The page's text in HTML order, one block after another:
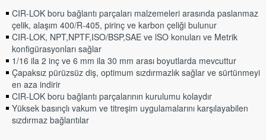
CIR-LOK boru bağlantı parçaları malzemeleri arasında paslanmaz
çelik, alaşım 400/R-405, pirinç ve karbon çeliği bulunur
CIR-LOK, NPT,NPTF,ISO/BSP,SAE ve lSO konuları ve Metrik
konfigürasyonları sağlar
1/16 ila 2 inç ve 6 mm ila 30 mm arası boyutlarda mevcuttur
Çapaksız pürüzsüz diş, optimum sızdırmazlık sağlar ve sürtünmeyi
en aza indirir
CIR-LOK boru bağlantı parçalarının kurulumu kolaydır
Yüksek basınçlı vakum ve titreşim uygulamalarını karşılayabilen
sızdırmaz bağlantılar